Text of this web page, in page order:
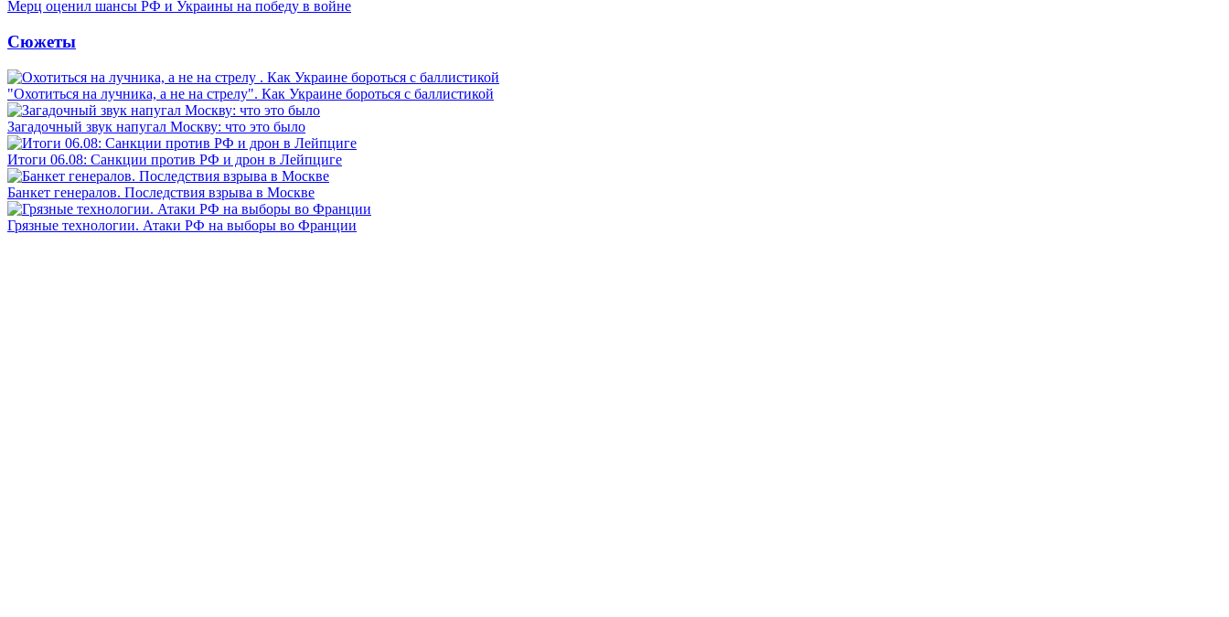
Мерц оценил шансы РФ и Украины на победу в войне
Сюжеты
"Охотиться на лучника, а не на стрелу". Как Украине бороться с баллистикой
Загадочный звук напугал Москву: что это было
Итоги 06.08: Санкции против РФ и дрон в Лейпциге
Банкет генералов. Последствия взрыва в Москве
Грязные технологии. Атаки РФ на выборы во Франции